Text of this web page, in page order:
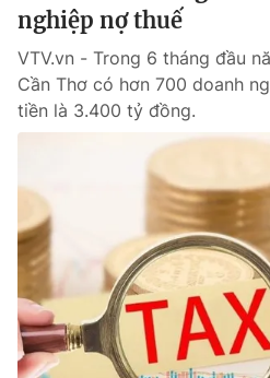
nghiệp nợ thuế
VTV.vn - Trong 6 tháng đầu
Cần Thơ có hơn 700 doanh
tiền là 3.400 tỷ đồng.